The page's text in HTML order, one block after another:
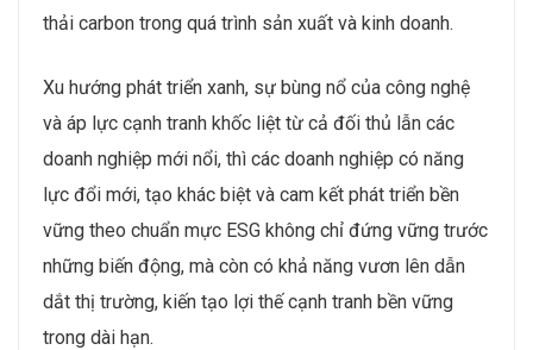
thải carbon trong quá trình sản xuất và kinh doanh.
Xu hướng phát triển xanh, sự bùng nổ của công nghệ
và áp lực cạnh tranh khốc liệt từ cả đối thủ lẫn các
doanh nghiệp mới nổi, thì các doanh nghiệp có năng
lực đổi mới, tạo khác biệt và cam kết phát triển bền
vững theo chuẩn mực ESG không chỉ đứng vững trước
những biến động, mà còn có khả năng vươn lên dẫn
dắt thị trường, kiến tạo lợi thế cạnh tranh bền vững
trong dài hạn.